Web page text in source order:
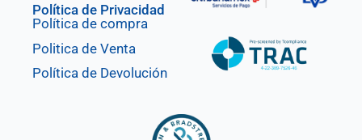
Política de Privacidad
Política de compra
Politica de Venta
Política de Devolución